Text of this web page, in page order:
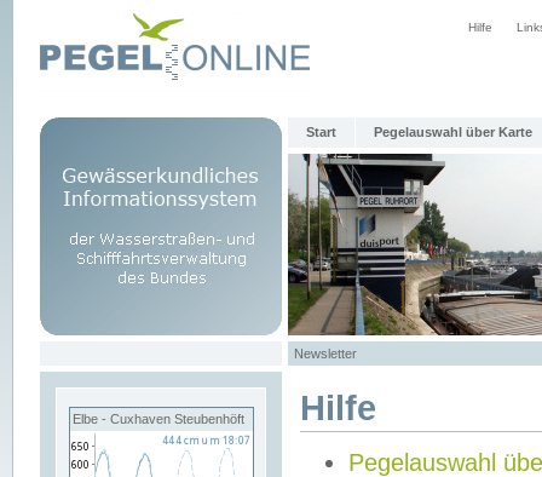
Hilfe
Start Pegelauswahl über Karte
Newsletter
Elbe - Cuxhaven Steubenhöft Hilfe
Pegelauswahl